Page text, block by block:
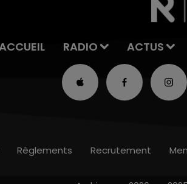
RADIO ACTUS
Règlements Recrutement